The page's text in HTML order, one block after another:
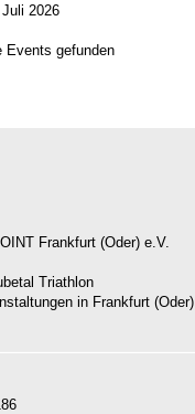
2026
Events gefunden
Frankfurt (Oder) e.V.
Triathlon
in Frankfurt (Oder)